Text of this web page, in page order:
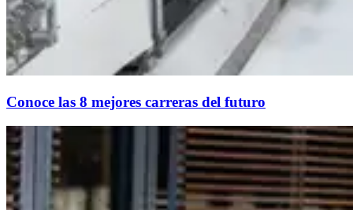
Conoce las 8 mejores carreras del futuro